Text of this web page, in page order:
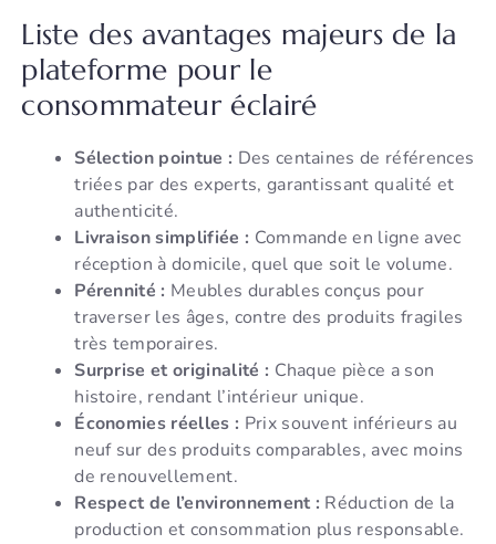
Liste des avantages majeurs de la
plateforme pour le
consommateur éclairé
Sélection pointue : Des centaines de références
triées par des experts, garantissant qualité et
authenticité.
Livraison simplifiée : Commande en ligne avec
réception à domicile, quel que soit le volume.
Pérennité : Meubles durables conçus pour
traverser les âges, contre des produits fragiles
très temporaires.
Surprise et originalité : Chaque pièce a son
histoire, rendant l’intérieur unique.
Économies réelles : Prix souvent inférieurs au
neuf sur des produits comparables, avec moins
de renouvellement.
Respect de l’environnement : Réduction de la
production et consommation plus responsable.